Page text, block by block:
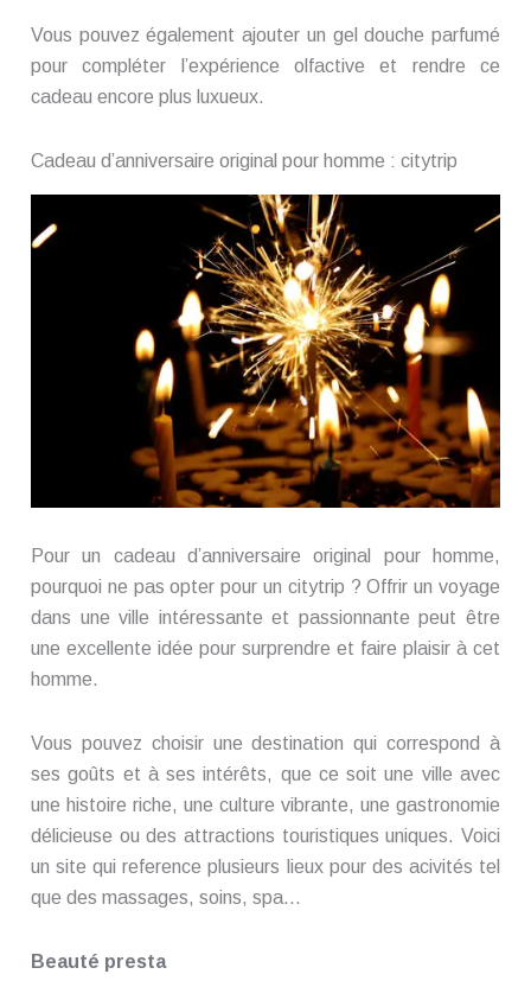
Vous pouvez également ajouter un gel douche parfumé
pour compléter l’expérience olfactive et rendre ce
cadeau encore plus luxueux.
Cadeau d’anniversaire original pour homme : citytrip
Pour un cadeau d’anniversaire original pour homme,
pourquoi ne pas opter pour un citytrip ? Offrir un voyage
dans une ville intéressante et passionnante peut être
une excellente idée pour surprendre et faire plaisir à cet
homme.
Vous pouvez choisir une destination qui correspond à
ses goûts et à ses intérêts, que ce soit une ville avec
une histoire riche, une culture vibrante, une gastronomie
délicieuse ou des attractions touristiques uniques. Voici
un site qui reference plusieurs lieux pour des acivités tel
que des massages, soins, spa…
Beauté presta